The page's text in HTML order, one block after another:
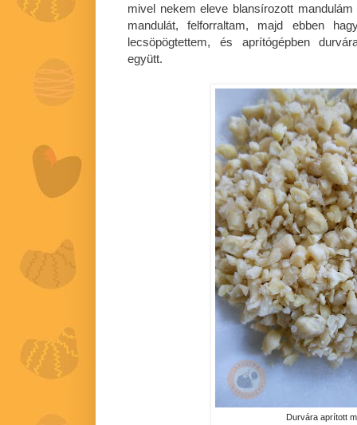
mivel nekem eleve blansírozott
mandulát, felforraltam, majd ebben
lecsöpögtettem, és aprítógépben
együtt.
Durvára aprított